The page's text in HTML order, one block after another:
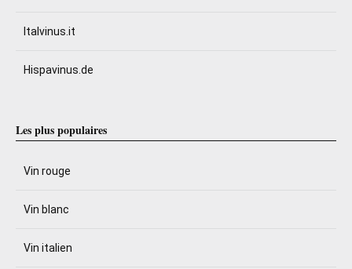
Italvinus.it
Hispavinus.de
Les plus populaires
Vin rouge
Vin blanc
Vin italien